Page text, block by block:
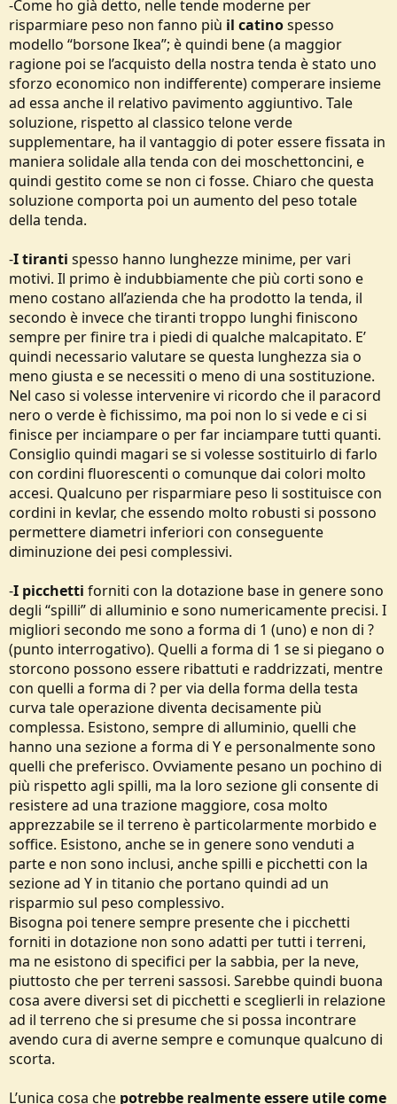
-Come ho già detto, nelle tende moderne per
risparmiare peso non fanno più il catinospesso
modello “borsone Ikea”; è quindi bene (a maggior
ragione poi se l’acquisto della nostra tenda è stato uno
sforzo economico non indifferente) comperare insieme
ad essa anche il relativo pavimento aggiuntivo. Tale
soluzione, rispetto al classico telone verde
supplementare, ha il vantaggio di poter essere fissata in
maniera solidale alla tenda con dei moschettoncini, e
quindi gestito come se non ci fosse. Chiaro che questa
soluzione comporta poi un aumento del peso totale
della tenda.
-I tiranti spesso hanno lunghezze minime, per vari
motivi. Il primo è indubbiamente che più corti sono e
meno costano all’azienda che ha prodotto la tenda, il
secondo è invece che tiranti troppo lunghi finiscono
sempre per finire tra i piedi di qualche malcapitato. E’
quindi necessario valutare se questa lunghezza sia o
meno giusta e se necessiti o meno di una sostituzione.
Nel caso si volesse intervenire vi ricordo che il paracord
nero o verde è fichissimo, ma poi non lo si vede e ci si
finisce per inciampare o per far inciampare tutti quanti.
Consiglio quindi magari se si volesse sostituirlo di farlo
con cordini fluorescenti o comunque dai colori molto
accesi. Qualcuno per risparmiare peso li sostituisce con
cordini in kevlar, che essendo molto robusti si possono
permettere diametri inferiori con conseguente
diminuzione dei pesi complessivi.
-I picchetti forniti con la dotazione base in genere sono
degli “spilli” di alluminio e sono numericamente precisi. I
migliori secondo me sono a forma di 1 (uno) e non di ?
(punto interrogativo). Quelli a forma di 1 se si piegano o
storcono possono essere ribattuti e raddrizzati, mentre
con quelli a forma di ? per via della forma della testa
curva tale operazione diventa decisamente più
complessa. Esistono, sempre di alluminio, quelli che
hanno una sezione a forma di Y e personalmente sono
quelli che preferisco. Ovviamente pesano un pochino di
più rispetto agli spilli, ma la loro sezione gli consente di
resistere ad una trazione maggiore, cosa molto
apprezzabile se il terreno è particolarmente morbido e
soffice. Esistono, anche se in genere sono venduti a
parte e non sono inclusi, anche spilli e picchetti con la
sezione ad Y in titanio che portano quindi ad un
risparmio sul peso complessivo.
Bisogna poi tenere sempre presente che i picchetti
forniti in dotazione non sono adatti per tutti i terreni,
ma ne esistono di specifici per la sabbia, per la neve,
piuttosto che per terreni sassosi. Sarebbe quindi buona
cosa avere diversi set di picchetti e sceglierli in relazione
ad il terreno che si presume che si possa incontrare
avendo cura di averne sempre e comunque qualcuno di
scorta.
L’unica cosa che potrebbe realmente essere utile come